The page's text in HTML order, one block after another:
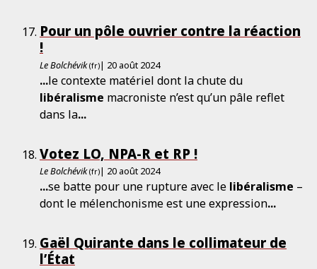
Pour un pôle ouvrier contre la réaction
!
Le Bolchévik (fr)| 20 août 2024
...le contexte matériel dont la chute du
libéralisme macroniste n’est qu’un pâle reflet
dans la...
Votez LO, NPA-R et RP !
Le Bolchévik (fr)| 20 août 2024
...se batte pour une rupture avec le libéralisme –
dont le mélenchonisme est une expression...
Gaël Quirante dans le collimateur de
l’État